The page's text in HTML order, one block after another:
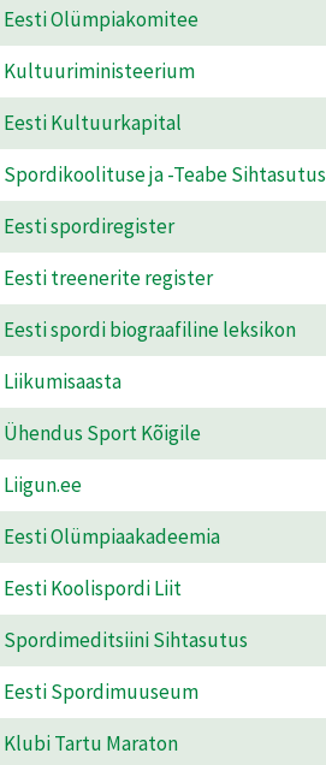
Eesti Olümpiakomitee
Kultuuriministeerium
Eesti Kultuurkapital
Spordikoolituse ja -Teabe Sihtasutus
Eesti spordiregister
Eesti treenerite register
Eesti spordi biograafiline leksikon
Liikumisaasta
Ühendus Sport Kõigile
Liigun.ee
Eesti Olümpiaakadeemia
Eesti Koolispordi Liit
Spordimeditsiini Sihtasutus
Eesti Spordimuuseum
Klubi Tartu Maraton